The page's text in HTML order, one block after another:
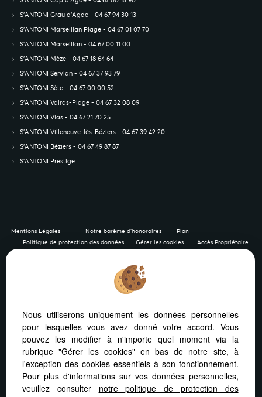
S’ANTONI Grau d'Agde - 04 67 94 30 13
S’ANTONI Marseillan Plage - 04 67 01 07 70
S’ANTONI Marseillan - 04 67 00 11 00
S’ANTONI Mèze - 04 67 18 64 64
S’ANTONI Servian - 04 67 37 93 79
S’ANTONI Sète - 04 67 00 00 52
S’ANTONI Valras-Plage - 04 67 32 08 09
S’ANTONI Vias - 04 67 21 70 25
S’ANTONI Villeneuve-lès-Béziers - 04 67 39 42 20
S’ANTONI Béziers - 04 67 49 87 87
S’ANTONI Prestige
Mentions Légales Notre barème d'honoraires
Plan
Politique de protection des données
Gérer les cookies Accès Propriétaire
Afin de vous offrir un confort de lecture permanent, depuis
votre PC, votre tablette ou votre smartphone, notre site
s’adapte automatiquement aux différents types d'écrans
Logiciel immobilier Adapt Immo
Nous utiliserons uniquement les données personnelles
pour lesquelles vous avez donné votre accord. Vous
pouvez les modifier à n'importe quel moment via la
rubrique "Gérer les cookies" en bas de notre site, à
l'exception des cookies essentiels à son fonctionnement.
Pour plus d'informations sur vos données personnelles,
veuillez consulter notre politique de protection des